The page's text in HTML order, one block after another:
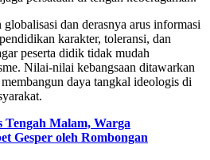
dan derasnya arus informasi
karakter, toleransi, dan
peserta didik tidak mudah
Nilai-nilai kebangsaan ditawarkan
daya tangkal ideologis di
Tengah Malam, Warga
Gesper oleh Rombongan